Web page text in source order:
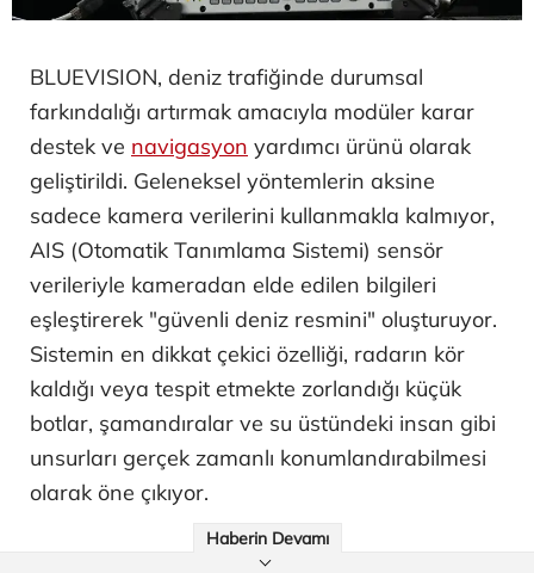
BLUEVISION, deniz trafiğinde durumsal
farkındalığı artırmak amacıyla modüler karar
destek ve navigasyon yardımcı ürünü olarak
geliştirildi. Geleneksel yöntemlerin aksine
sadece kamera verilerini kullanmakla kalmıyor,
AIS (Otomatik Tanımlama Sistemi) sensör
verileriyle kameradan elde edilen bilgileri
eşleştirerek "güvenli deniz resmini" oluşturuyor.
Sistemin en dikkat çekici özelliği, radarın kör
kaldığı veya tespit etmekte zorlandığı küçük
botlar, şamandıralar ve su üstündeki insan gibi
unsurları gerçek zamanlı konumlandırabilmesi
olarak öne çıkıyor.
Haberin Devamı